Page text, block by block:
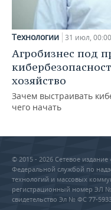
Технологии 31 июл, 00:00
Агробизнес под
хозяйство
Зачем выстраивать
чего начать
© 2015 - 2026 Сетевое
Федеральной службой по
технологий и массовых
регистрационный номер ЭЛ №
свидетельство Эл № ФС 77-